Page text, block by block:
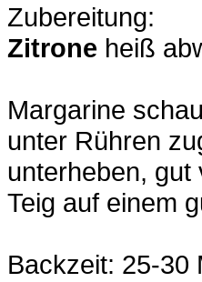
Zubereitung:
Zitrone heiß
Margarine
unter Rühren
unterheben, gut
Teig auf einem
Backzeit: 25-30